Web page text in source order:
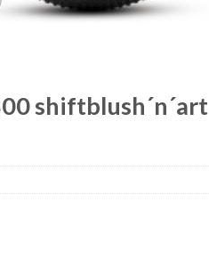
shiftblush´n´art